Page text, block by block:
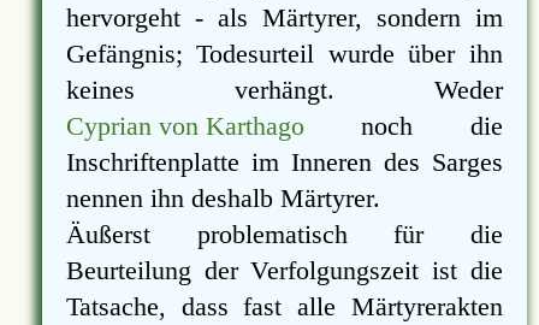
hervorgeht - als Märtyrer, sondern im
Gefängnis; Todesurteil wurde über ihn
keines verhängt. Weder
Cyprian von Karthagonoch die
Inschriftenplatte im Inneren des Sarges
nennen ihn deshalb Märtyrer.
Äußerst problematisch für die
Beurteilung der Verfolgungszeit ist die
Tatsache, dass fast alle Märtyrerakten